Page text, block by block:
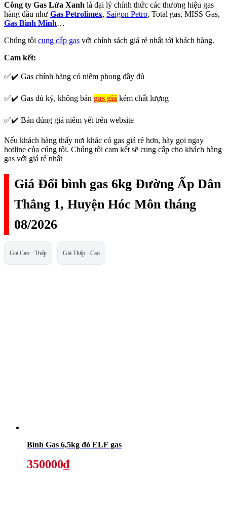
Công ty Gas Lửa Xanh là đại lý chính thức các thương hiệu gas
hàng đầu như Gas Petrolimex, Saigon Petro, Total gas, MISS Gas,
Gas Bình Minh…
Chúng tôi cung cấp gas với chính sách giá rẻ nhất tới khách hàng.
Cam kết:
✅✔️ Gas chính hãng có niêm phong đầy đủ
✅✔️ Gas đủ ký, không bán gas giả kém chất lượng
✅✔️ Bán đúng giá niêm yết trên website
Nếu khách hàng thấy nơi khác có gas giá rẻ hơn, hãy gọi ngay
hotline của cúng tôi. Chúng tôi cam kết sẽ cung cấp cho khách hàng
gas với giá rẻ nhất
Giá Đổi bình gas 6kg Đường Ấp Dân
Thắng 1, Huyện Hóc Môn tháng
08/2026
Giá Cao - Thấp Giá Thấp - Cao
Bình Gas 6,5kg đỏ ELF gas
350000₫